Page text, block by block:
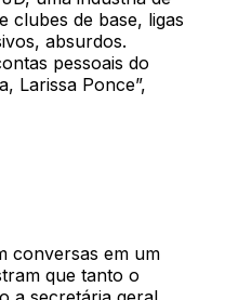
clubes de base, ligas
absurdos.
pessoais do
Larissa Ponce”,
conversas em um
que tanto o